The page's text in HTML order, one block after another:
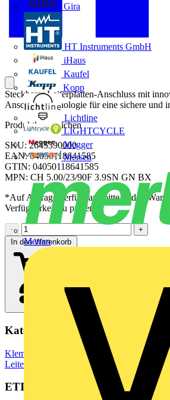
Gira
HT Instruments GmbH
iHaus
Kaufel
Kopp
Lichtline
LIGHTCYCLE
Megger
Mersen
Merten
Steckbarer Leiterplatten-Anschluss mit
Anschlusstechnologie für eine sichere und
Produktkennzeichen
SKU: 2645390000
EAN: 04050118641585
GTIN: 04050118641585
MPN: CH 5.00/23/90F 3.9SN GN BX
*Auf Anfrage verfügbar - bitte in den
Verfügbarkeit zu prüfen
−
+
In den Warenkorb
Kategorien
Klemmen, Steckverbinder &
Leiterplattensteckverbinder
ETIM Group